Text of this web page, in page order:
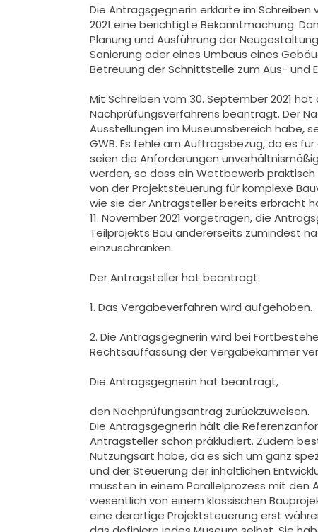
Die Antragsgegnerin erklärte im Schreiben
2021 eine berichtigte Bekanntmachung.
Planung und Ausführung der
Sanierung oder eines Umbaus eines
Betreuung der Schnittstelle zum Aus- und
Mit Schreiben vom 30. September 2021
Nachprüfungsverfahrens beantragt. Der
Ausstellungen im Museumsbereich habe,
GWB. Es fehle am Auftragsbezug, da es
seien die Anforderungen
werden, so dass ein Wettbewerb
von der Projektsteuerung für komplexe
wie sie der Antragsteller bereits erbracht
11. November 2021 vorgetragen, die
Teilprojekts Bau andererseits zumindest
einzuschränken.
Der Antragsteller hat beantragt:
1. Das Vergabeverfahren wird aufgehoben.
2. Die Antragsgegnerin wird bei
Rechtsauffassung der Vergabekammer
Die Antragsgegnerin hat beantragt,
den Nachprüfungsantrag zurückzuweisen.
Die Antragsgegnerin hält die
Antragsteller schon präkludiert. Zudem
Nutzungsart habe, da es sich um ganz
und der Steuerung der inhaltlichen
müssten in einem Parallelprozess mit den
wesentlich von einem klassischen
eine derartige Projektsteuerung erst